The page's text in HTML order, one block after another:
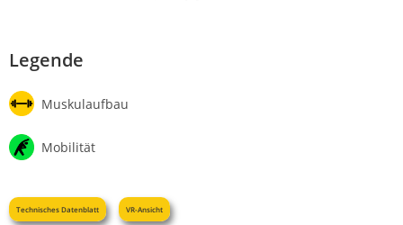
Legende
Muskulaufbau
Mobilität
Technisches Datenblatt VR-Ansicht